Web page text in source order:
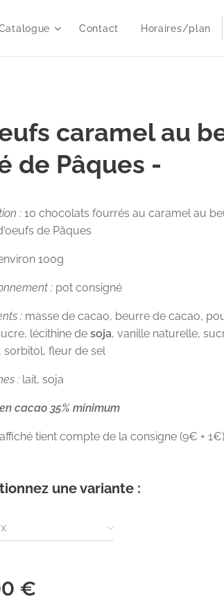
Contact Horaires/plan
caramel au
de Pâques -
:10 chocolats fourrés au caramel au
de Pâques
100g
: pot consigné
: masse de cacao, beurre de cacao,
lécithine desoja, vanille naturelle,
, sorbitol, fleur de sel
: lait, soja
cacao 35% minimum
tient compte de la consigne (9€ + 1€)
une variante :
€